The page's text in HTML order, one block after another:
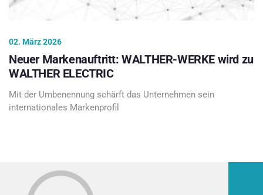
02. März 2026
Neuer Markenauftritt: WALTHER-WERKE wird zu
WALTHER ELECTRIC
Mit der Umbenennung schärft das Unternehmen sein
internationales Markenprofil